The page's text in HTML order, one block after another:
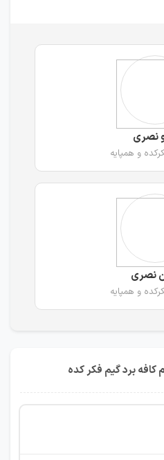
نصری
و همپایه
نصری
و همپایه
برد گیم فکر کده